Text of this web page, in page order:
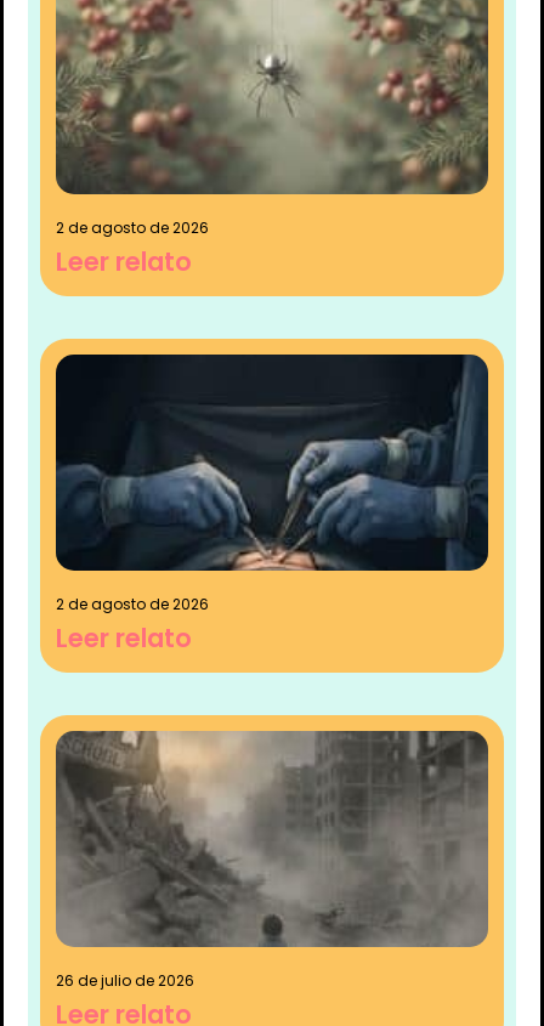
2 de agosto de 2026
Leer relato
2 de agosto de 2026
Leer relato
26 de julio de 2026
Leer relato